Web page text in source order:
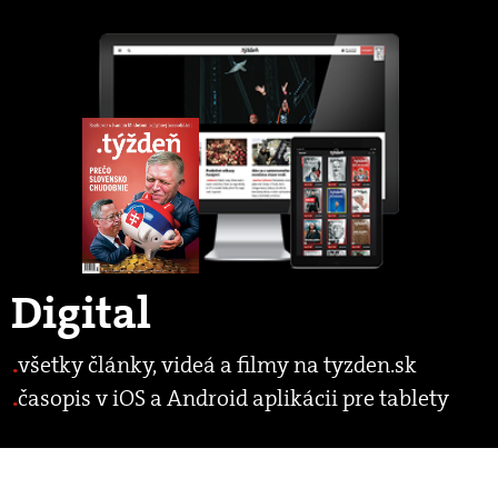
Digital
všetky články, videá a filmy na tyzden.sk
časopis v iOS a Android aplikácii pre tablety